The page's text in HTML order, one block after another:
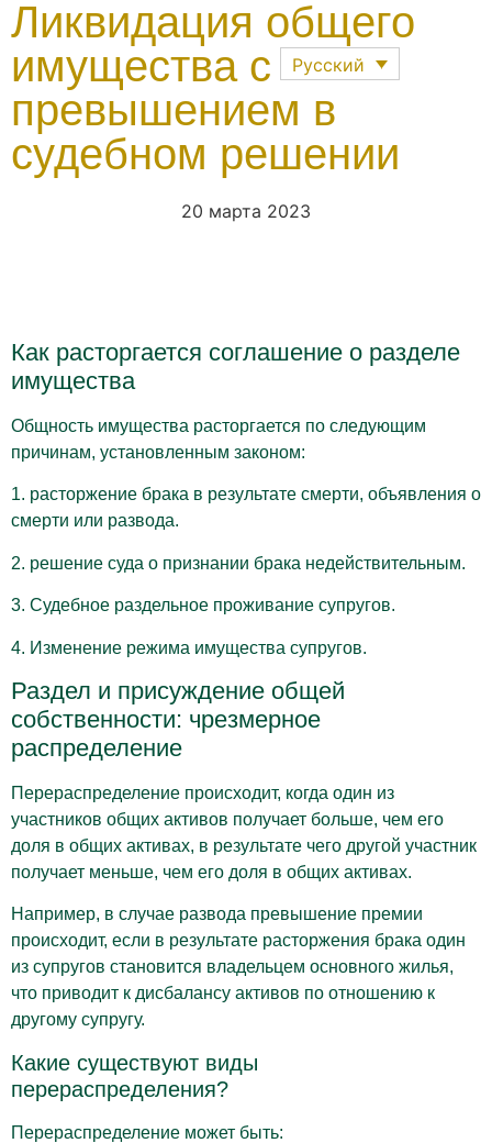
Русский
Ликвидация общего
имущества с
превышением в
судебном решении
20 марта 2023
Как расторгается соглашение о разделе
имущества
Общность имущества расторгается по следующим
причинам, установленным законом:
1. расторжение брака в результате смерти, объявления о
смерти или развода.
2. решение суда о признании брака недействительным.
3. Судебное раздельное проживание супругов.
4. Изменение режима имущества супругов.
Раздел и присуждение общей
собственности: чрезмерное
распределение
Перераспределение происходит, когда один из
участников общих активов получает больше, чем его
доля в общих активах, в результате чего другой участник
получает меньше, чем его доля в общих активах.
Например, в случае развода превышение премии
происходит, если в результате расторжения брака один
из супругов становится владельцем основного жилья,
что приводит к дисбалансу активов по отношению к
другому супругу.
Какие существуют виды
перераспределения?
Перераспределение может быть: